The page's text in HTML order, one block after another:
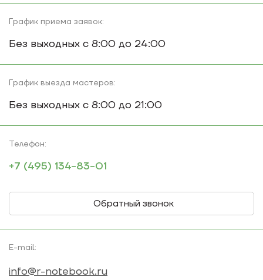
График приема заявок:
Без выходных с 8:00 до 24:00
График выезда мастеров:
Без выходных с 8:00 до 21:00
Телефон:
+7 (495) 134-83-01
Обратный звонок
E-mail:
info@r-notebook.ru